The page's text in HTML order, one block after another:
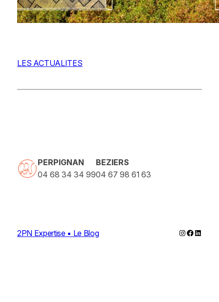
LES ACTUALITES
PERPIGNAN
04 68 34 34 99
BEZIERS
04 67 98 61 63
2PN Expertise • Le Blog Instagram